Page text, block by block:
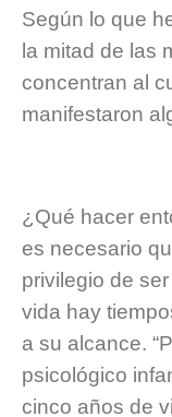
Según lo que
la mitad de las
concentran al
manifestaron
¿Qué hacer
es necesario
privilegio de
vida hay
a su alcance.
psicológico
cinco años de